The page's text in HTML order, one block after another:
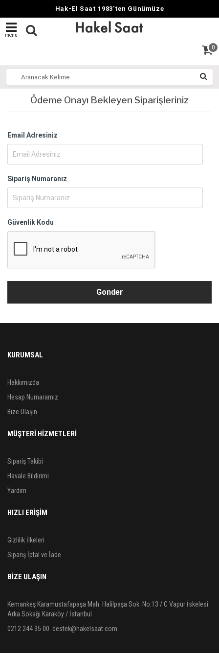
Hak-El Saat 1983'ten Günümüze
menü
0
Ödeme Onayı Bekleyen Siparişleriniz
Email Adresiniz
Sipariş Numaranız
Güvenlik Kodu
KURUMSAL
Hakkımızda
Hesap Numaramız
Bize Ulaşın
MÜŞTERİ HİZMETLERİ
Sipariş Takibi
Havale Bildirimi
Yardım
HIZLI ERİŞİM
Gizlilik İlkeleri
Sipariş İptal ve İade
BIZE ULAŞIN
Kemankeş Karamustafapaşa Mah. Halilpaşa Sok. No:13 / C Vapur İskelesi
Arka Sokağı Karaköy / İstanbul
0212 244 35 00 destek@hakelsaat.com